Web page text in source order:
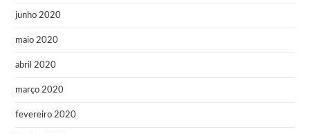
junho 2020
maio 2020
abril 2020
março 2020
fevereiro 2020